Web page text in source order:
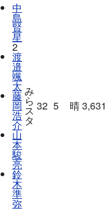
中
島
賢
星
2
渡
邉
颯
太
藤
岡
浩
介
山
本
駿
亮
鈴
木
準
弥
み
ら
ス
タ
32 5 晴3,631